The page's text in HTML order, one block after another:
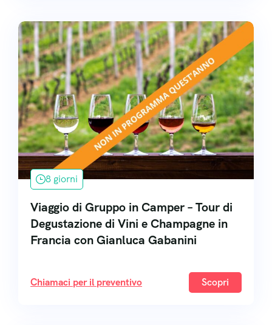
8 giorni
Viaggio di Gruppo in Camper – Tour di
Degustazione di Vini e Champagne in
Francia con Gianluca Gabanini
Chiamaci per il preventivo Scopri